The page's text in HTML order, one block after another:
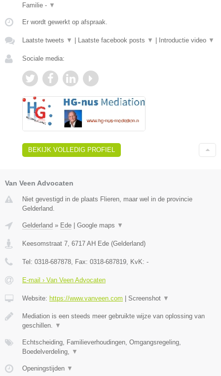
Familie - ▼
Er wordt gewerkt op afspraak.
Laatste tweets ▼ Laatste facebook posts ▼ Introductie video ▼
Sociale media:
BEKIJK VOLLEDIG PROFIEL
Van Veen Advocaten
Niet gevestigd in de plaats Flieren, maar wel in de provincie
Gelderland.
Gelderland » Ede Google maps ▼
Keesomstraat 7, 6717 AH Ede (Gelderland)
Tel: 0318-687878, Fax: 0318-687819, KvK: -
E-mail › Van Veen Advocaten
Website: https://www.vanveen.com Screenshot ▼
Mediation is een steeds meer gebruikte wijze van oplossing van
geschillen. ▼
Echtscheiding, Familieverhoudingen, Omgangsregeling,
Boedelverdeling, ▼
Openingstijden ▼